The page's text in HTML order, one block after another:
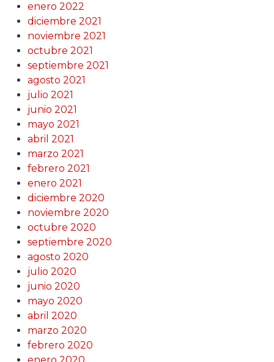
enero 2022
diciembre 2021
noviembre 2021
octubre 2021
septiembre 2021
agosto 2021
julio 2021
junio 2021
mayo 2021
abril 2021
marzo 2021
febrero 2021
enero 2021
diciembre 2020
noviembre 2020
octubre 2020
septiembre 2020
agosto 2020
julio 2020
junio 2020
mayo 2020
abril 2020
marzo 2020
febrero 2020